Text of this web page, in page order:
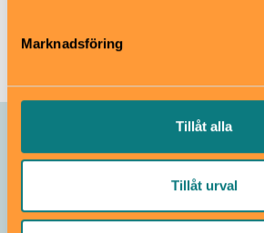
Marknadsföring
Tillåt alla
Tillåt urval
slott